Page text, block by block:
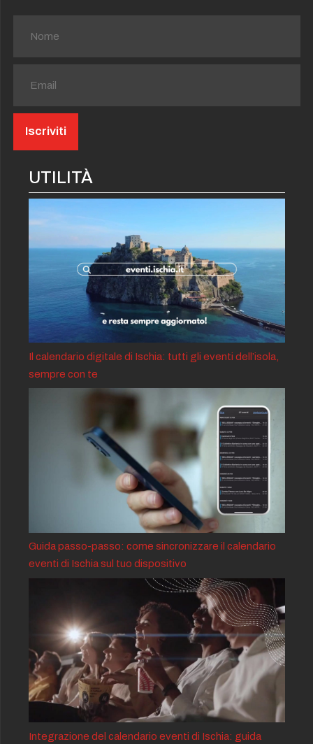
UTILITÀ
Il calendario digitale di Ischia: tutti gli eventi dell’isola,
sempre con te
Guida passo-passo: come sincronizzare il calendario
eventi di Ischia sul tuo dispositivo
Integrazione del calendario eventi di Ischia: guida